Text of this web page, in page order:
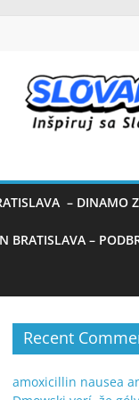
– DINAMO
BRATISLAVA –
Recent
amoxicillin nausea